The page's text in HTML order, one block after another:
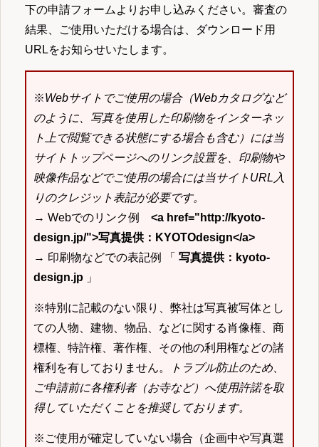
下の申請フォームよりお申し込みください。審査の
結果、ご使用いただける場合は、ダウンロード用
URLをお知らせいたします。
※Webサイトでご使用の場合（Webカタログなど
のように、写真を使用した印刷物をインターネッ
ト上で閲覧できる状態にする場合も含む）には当
サイトトップページへのリンク設置を、印刷物や
映像作品などでご使用の場合には当サイトURL入
りのクレジット表記が必要です。
→ Webでのリンク例 <a href="http://kyoto-
design.jp/">写真提供：KYOTOdesign</a>
→ 印刷物などでの表記例 「 写真提供：kyoto-
design.jp 」
※特別に記載のない限り、弊社は写真被写体とし
ての人物、建物、物品、などに関する肖像権、商
標権、特許権、著作権、その他の利用権などの諸
権利を有しておりません。
トラブル防止のため、
ご申請前に各権利者（お寺など）へ使用許諾を取
得していただくことを推奨しております。
※ご使用が確定していない場合（企画中や写真選